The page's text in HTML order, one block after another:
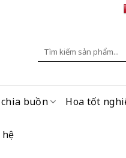
Tìm
chia buồn Hoa tốt